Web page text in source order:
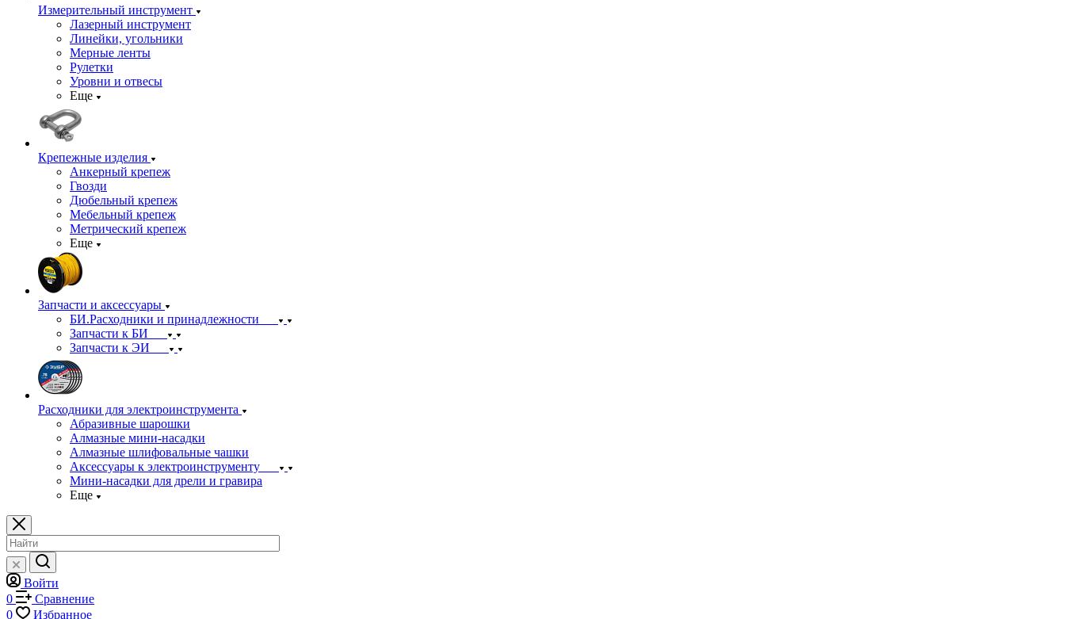
Измерительный инструмент
Лазерный инструмент
Линейки, угольники
Мерные ленты
Рулетки
Уровни и отвесы
Еще
Крепежные изделия
Анкерный крепеж
Гвозди
Дюбельный крепеж
Мебельный крепеж
Метрический крепеж
Еще
Запчасти и аксессуары
БИ.Расходники и принадлежности
Запчасти к БИ
Запчасти к ЭИ
Расходники для электроинструмента
Абразивные шарошки
Алмазные мини-насадки
Алмазные шлифовальные чашки
Аксессуары к электроинструменту
Мини-насадки для дрели и гравира
Еще
Войти
0
Сравнение
0
Избранное